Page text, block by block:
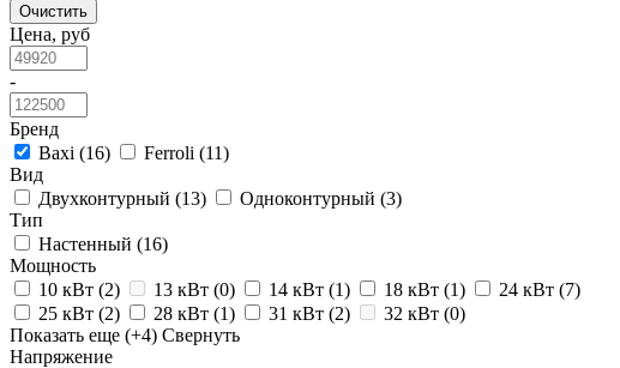
Очистить
Цена, руб
-
Бренд
Baxi (16) Ferroli (11)
Вид
Двухконтурный (13) Одноконтурный (3)
Тип
Настенный (16)
Мощность
10 кВт (2) 13 кВт (0) 14 кВт (1) 18 кВт (1) 24 кВт (7)
25 кВт (2) 28 кВт (1) 31 кВт (2) 32 кВт (0)
Показать еще (+4) Свернуть
Напряжение